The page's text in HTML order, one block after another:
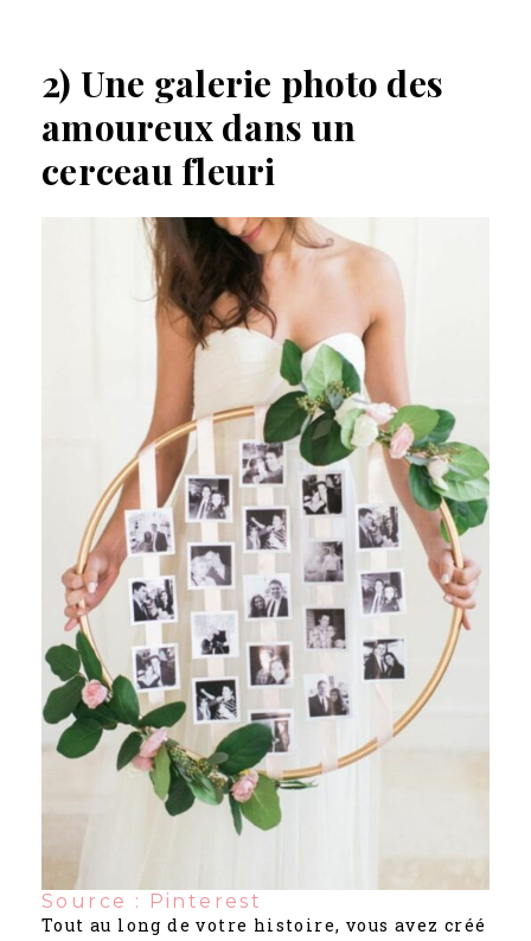
2) Une galerie photo des
amoureux dans un
cerceau fleuri
Source : Pinterest
Tout au long de votre histoire, vous avez créé